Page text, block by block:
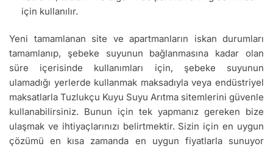
için kullanılır.
Yeni tamamlanan site ve apartmanların iskan durumları
tamamlanıp, şebeke suyunun bağlanmasına kadar olan
süre içerisinde kullanımları için, şebeke suyunun
ulamadığı yerlerde kullanmak maksadıyla veya endüstriyel
maksatlarla Tuzlukçu Kuyu Suyu Arıtma sitemlerini güvenle
kullanabilirsiniz. Bunun için tek yapmanız gereken bize
ulaşmak ve ihtiyaçlarınızı belirtmektir. Sizin için en uygun
çözümü en kısa zamanda en uygun fiyatlarla sunuyor